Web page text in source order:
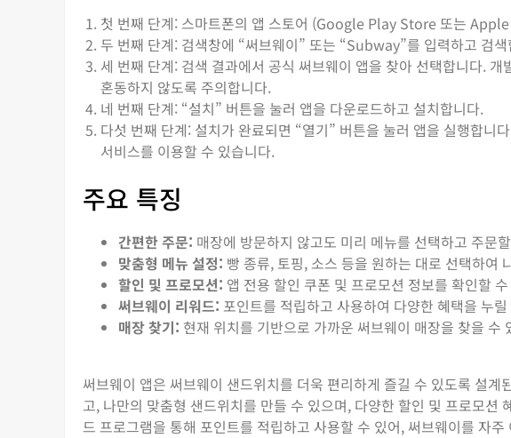
첫 번째 단계: 스마트폰의 앱 스토어 (Google Play Store 또는
두 번째 단계: 검색창에 “써브웨이” 또는 “Subway”를 입력하고 검
세 번째 단계: 검색 결과에서 공식 써브웨이 앱을 찾아 선택합니다.
혼동하지 않도록 주의합니다.
네 번째 단계: “설치” 버튼을 눌러 앱을 다운로드하고 설치합니다.
다섯 번째 단계: 설치가 완료되면 “열기” 버튼을 눌러 앱을 실행합니
서비스를 이용할 수 있습니다.
주요 특징
간편한 주문: 매장에 방문하지 않고도 미리 메뉴를 선택하고 주문
맞춤형 메뉴 설정: 빵 종류, 토핑, 소스 등을 원하는 대로 선택하여
할인 및 프로모션: 앱 전용 할인 쿠폰 및 프로모션 정보를 확인할
써브웨이 리워드: 포인트를 적립하고 사용하여 다양한 혜택을 누
매장 찾기: 현재 위치를 기반으로 가까운 써브웨이 매장을 찾을 수
써브웨이 앱은 써브웨이 샌드위치를 더욱 편리하게 즐길 수 있도록 설
고, 나만의 맞춤형 샌드위치를 만들 수 있으며, 다양한 할인 및 프로모션
드 프로그램을 통해 포인트를 적립하고 사용할 수 있어, 써브웨이를 자